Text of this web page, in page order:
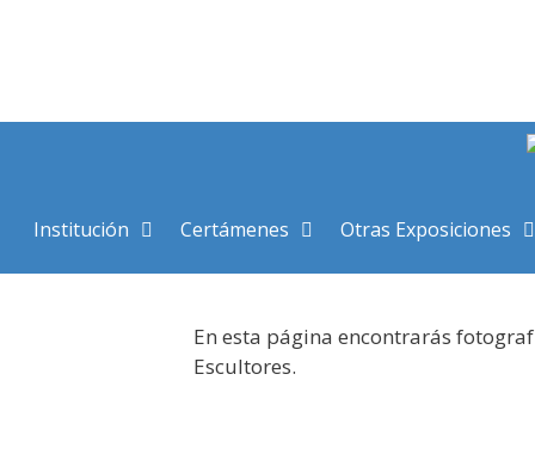
Institución Certámenes Otras Exposiciones
En esta página encontrarás
Escultores.